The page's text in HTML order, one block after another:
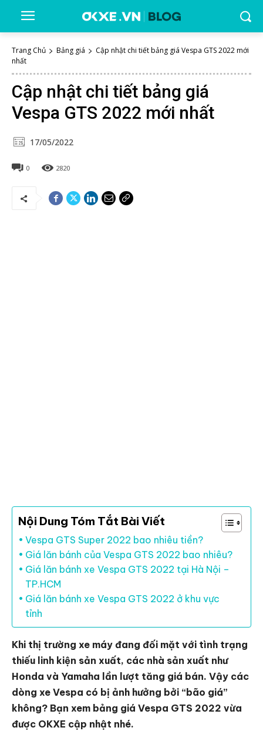
Trang Chủ Bảng giá
Cập nhật chi tiết bảng giá Vespa GTS 2022 mới
nhất
Cập nhật chi tiết bảng giá
Vespa GTS 2022 mới nhất
17/05/2022
0 2820
Nội Dung Tóm Tắt Bài Viết
Vespa GTS Super 2022 bao nhiêu tiền?
Giá lăn bánh của Vespa GTS 2022 bao nhiêu?
Giá lăn bánh xe Vespa GTS 2022 tại Hà Nội –
TP.HCM
Giá lăn bánh xe Vespa GTS 2022 ở khu vực
tỉnh
Khi thị trường xe máy đang đối mặt với tình trạng
thiếu linh kiện sản xuất, các nhà sản xuất như
Honda và Yamaha lần lượt tăng giá bán. Vậy các
dòng xe Vespa có bị ảnh hưởng bởi “bão giá”
không? Bạn xem bảng giá Vespa GTS 2022 vừa
được OKXE cập nhật nhé.